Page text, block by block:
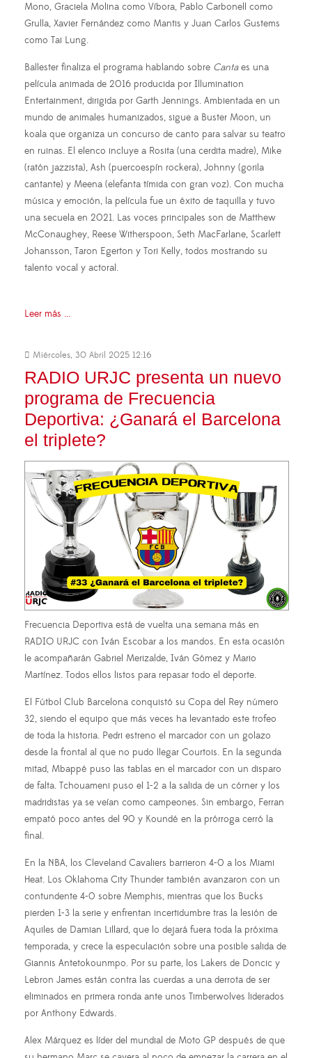
Mono, Graciela Molina como Víbora, Pablo Carbonell como
Grulla, Xavier Fernández como Mantis y Juan Carlos Gustems
como Tai Lung.
Ballester finaliza el programa hablando sobre Cantaes una
película animada de 2016 producida por Illumination
Entertainment, dirigida por Garth Jennings. Ambientada en un
mundo de animales humanizados, sigue a Buster Moon, un
koala que organiza un concurso de canto para salvar su teatro
en ruinas. El elenco incluye a Rosita (una cerdita madre), Mike
(ratón jazzista), Ash (puercoespín rockera), Johnny (gorila
cantante) y Meena (elefanta tímida con gran voz). Con mucha
música y emoción, la película fue un éxito de taquilla y tuvo
una secuela en 2021. Las voces principales son de Matthew
McConaughey, Reese Witherspoon, Seth MacFarlane, Scarlett
Johansson, Taron Egerton y Tori Kelly, todos mostrando su
talento vocal y actoral.
Leer más ...
Miércoles, 30 Abril 2025 12:16
RADIO URJC presenta un nuevo
programa de Frecuencia
Deportiva: ¿Ganará el Barcelona
el triplete?
Frecuencia Deportiva está de vuelta una semana más en
RADIO URJC con Iván Escobar a los mandos. En esta ocasión
le acompañarán Gabriel Merizalde, Iván Gómez y Mario
Martínez. Todos ellos listos para repasar todo el deporte.
El Fútbol Club Barcelona conquistó su Copa del Rey número
32, siendo el equipo que más veces ha levantado este trofeo
de toda la historia. Pedri estreno el marcador con un golazo
desde la frontal al que no pudo llegar Courtois. En la segunda
mitad, Mbappé puso las tablas en el marcador con un disparo
de falta. Tchouameni puso el 1-2 a la salida de un córner y los
madridistas ya se veían como campeones. Sin embargo, Ferran
empató poco antes del 90 y Koundé en la prórroga cerró la
final.
En la NBA, los Cleveland Cavaliers barrieron 4-0 a los Miami
Heat. Los Oklahoma City Thunder también avanzaron con un
contundente 4-0 sobre Memphis, mientras que los Bucks
pierden 1-3 la serie y enfrentan incertidumbre tras la lesión de
Aquiles de Damian Lillard, que lo dejará fuera toda la próxima
temporada, y crece la especulación sobre una posible salida de
Giannis Antetokounmpo. Por su parte, los Lakers de Doncic y
Lebron James están contra las cuerdas a una derrota de ser
eliminados en primera ronda ante unos Timberwolves liderados
por Anthony Edwards.
Alex Márquez es líder del mundial de Moto GP después de que